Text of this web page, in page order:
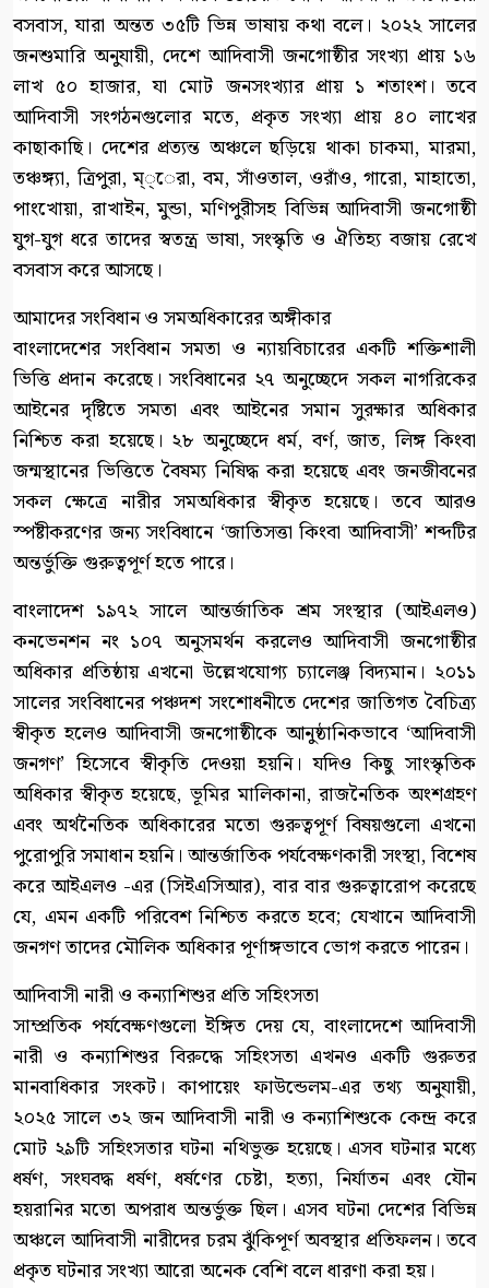
বসবাস, যারা অন্তত ৩৫টি ভিন্ন ভাষায় কথা বলে। ২০২২ সালের
জনশুমারি অনুযায়ী, দেশে আদিবাসী জনগোষ্ঠীর সংখ্যা প্রায় ১৬
লাখ ৫০ হাজার, যা মোট জনসংখ্যার প্রায় ১ শতাংশ। তবে
আদিবাসী সংগঠনগুলোর মতে, প্রকৃত সংখ্যা প্রায় ৪০ লাখের
কাছাকাছি। দেশের প্রত্যন্ত অঞ্চলে ছড়িয়ে থাকা চাকমা, মারমা,
তঞ্চঙ্গ্যা, ত্রিপুরা, ম্্েরা, বম, সাঁওতাল, ওরাঁও, গারো, মাহাতো,
পাংখোয়া, রাখাইন, মুন্ডা, মণিপুরীসহ বিভিন্ন আদিবাসী জনগোষ্ঠী
যুগ-যুগ ধরে তাদের স্বতন্ত্র ভাষা, সংস্কৃতি ও ঐতিহ্য বজায় রেখে
বসবাস করে আসছে।
আমাদের সংবিধান ও সমঅধিকারের অঙ্গীকার
বাংলাদেশের সংবিধান সমতা ও ন্যায়বিচারের একটি শক্তিশালী
ভিত্তি প্রদান করেছে। সংবিধানের ২৭ অনুচ্ছেদে সকল নাগরিকের
আইনের দৃষ্টিতে সমতা এবং আইনের সমান সুরক্ষার অধিকার
নিশ্চিত করা হয়েছে। ২৮ অনুচ্ছেদে ধর্ম, বর্ণ, জাত, লিঙ্গ কিংবা
জন্মস্থানের ভিত্তিতে বৈষম্য নিষিদ্ধ করা হয়েছে এবং জনজীবনের
সকল ক্ষেত্রে নারীর সমঅধিকার স্বীকৃত হয়েছে। তবে আরও
স্পষ্টীকরণের জন্য সংবিধানে ‘জাতিসত্তা কিংবা আদিবাসী’ শব্দটির
অন্তর্ভুক্তি গুরুত্বপূর্ণ হতে পারে।
বাংলাদেশ ১৯৭২ সালে আন্তর্জাতিক শ্রম সংস্থার (আইএলও)
কনভেনশন নং ১০৭ অনুসমর্থন করলেও আদিবাসী জনগোষ্ঠীর
অধিকার প্রতিষ্ঠায় এখনো উল্লেখযোগ্য চ্যালেঞ্জ বিদ্যমান। ২০১১
সালের সংবিধানের পঞ্চদশ সংশোধনীতে দেশের জাতিগত বৈচিত্র্য
স্বীকৃত হলেও আদিবাসী জনগোষ্ঠীকে আনুষ্ঠানিকভাবে ‘আদিবাসী
জনগণ’ হিসেবে স্বীকৃতি দেওয়া হয়নি। যদিও কিছু সাংস্কৃতিক
অধিকার স্বীকৃত হয়েছে, ভূমির মালিকানা, রাজনৈতিক অংশগ্রহণ
এবং অর্থনৈতিক অধিকারের মতো গুরুত্বপূর্ণ বিষয়গুলো এখনো
পুরোপুরি সমাধান হয়নি। আন্তর্জাতিক পর্যবেক্ষণকারী সংস্থা, বিশেষ
করে আইএলও -এর (সিইএসিআর), বার বার গুরুত্বারোপ করেছে
যে, এমন একটি পরিবেশ নিশ্চিত করতে হবে; যেখানে আদিবাসী
জনগণ তাদের মৌলিক অধিকার পূর্ণাঙ্গভাবে ভোগ করতে পারেন।
আদিবাসী নারী ও কন্যাশিশুর প্রতি সহিংসতা
সাম্প্রতিক পর্যবেক্ষণগুলো ইঙ্গিত দেয় যে, বাংলাদেশে আদিবাসী
নারী ও কন্যাশিশুর বিরুদ্ধে সহিংসতা এখনও একটি গুরুতর
মানবাধিকার সংকট। কাপায়েং ফাউন্ডেলম-এর তথ্য অনুযায়ী,
২০২৫ সালে ৩২ জন আদিবাসী নারী ও কন্যাশিশুকে কেন্দ্র করে
মোট ২৯টি সহিংসতার ঘটনা নথিভুক্ত হয়েছে। এসব ঘটনার মধ্যে
ধর্ষণ, সংঘবদ্ধ ধর্ষণ, ধর্ষণের চেষ্টা, হত্যা, নির্যাতন এবং যৌন
হয়রানির মতো অপরাধ অন্তর্ভুক্ত ছিল। এসব ঘটনা দেশের বিভিন্ন
অঞ্চলে আদিবাসী নারীদের চরম ঝুঁকিপূর্ণ অবস্থার প্রতিফলন। তবে
প্রকৃত ঘটনার সংখ্যা আরো অনেক বেশি বলে ধারণা করা হয়।